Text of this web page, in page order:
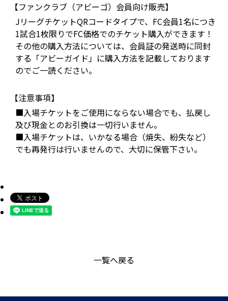
【ファンクラブ（アビーゴ）会員向け販売】
JリーグチケットQRコードタイプで、FC会員1名につき
1試合1枚限りでFC価格でのチケット購入ができます！
その他の購入方法については、会員証の発送時に同封
する「アビーガイド」に購入方法を記載しております
のでご一読ください。
【注意事項】
■入場チケットをご使用にならない場合でも、払戻し
及び現金とのお引換は一切行いません。
■入場チケットは、いかなる場合（焼失、紛失など）
でも再発行は行いませんので、大切に保管下さい。
一覧へ戻る